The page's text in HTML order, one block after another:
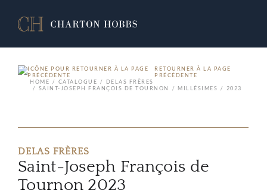
RETOURNER À LA PAGE
PRÉCÉDENTE
HOME
CATALOGUE
DELAS FRÈRES
SAINT-JOSEPH FRANÇOIS DE TOURNON
MILLÉSIMES 2023
DELAS FRÈRES
Saint-Joseph François de
Tournon 2023